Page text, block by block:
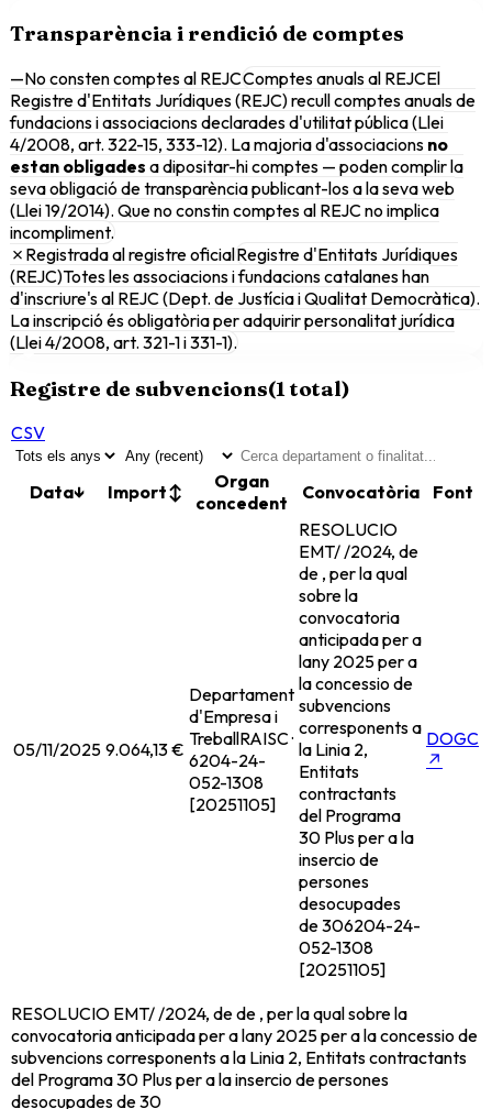
Transparència i rendició de comptes
—No consten comptes al REJCComptes anuals al REJCEl
Registre d'Entitats Jurídiques (REJC) recull comptes anuals de
fundacions i associacions declarades d'utilitat pública (Llei
4/2008, art. 322-15, 333-12). La majoria d'associacions no
estan obligades a dipositar-hi comptes — poden complir la
seva obligació de transparència publicant-los a la seva web
(Llei 19/2014). Que no constin comptes al REJC no implica
incompliment.
✗ Registrada al registre oficialRegistre d'Entitats Jurídiques
(REJC)Totes les associacions i fundacions catalanes han
d'inscriure's al REJC (Dept. de Justícia i Qualitat Democràtica).
La inscripció és obligatòria per adquirir personalitat jurídica
(Llei 4/2008, art. 321-1 i 331-1).
Registre de subvencions(1 total)
CSV
Data↓ Import↕
Organ
concedent
Convocatòria Font
05/11/2025 9.064,13 €
Departament
d'Empresa i
TreballRAISC ·
6204-24-
052-1308
[20251105]
RESOLUCIO
EMT/ /2024, de
de , per la qual
sobre la
convocatoria
anticipada per a
lany 2025 per a
la concessio de
subvencions
corresponents a
la Linia 2,
Entitats
contractants
del Programa
30 Plus per a la
insercio de
persones
desocupades
de 306204-24-
052-1308
[20251105]
DOGC
↗
RESOLUCIO EMT/ /2024, de de , per la qual sobre la
convocatoria anticipada per a lany 2025 per a la concessio de
subvencions corresponents a la Linia 2, Entitats contractants
del Programa 30 Plus per a la insercio de persones
desocupades de 30